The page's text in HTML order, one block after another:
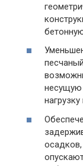
несущую